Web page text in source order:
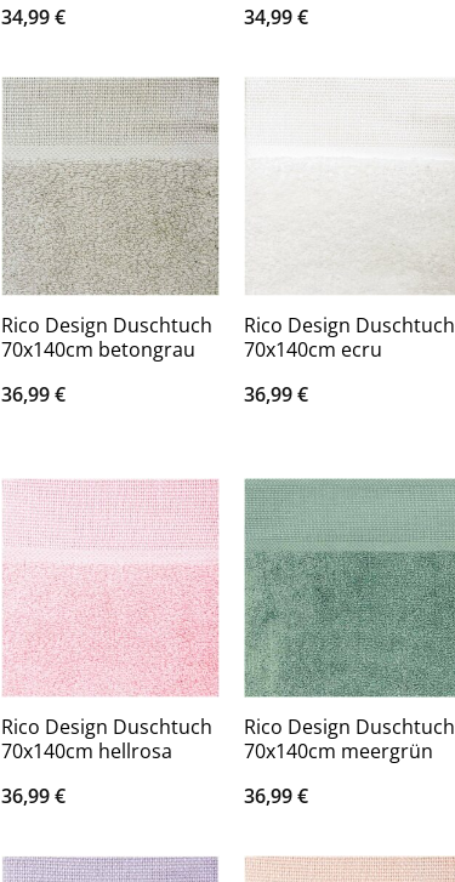
34,99€
34,99€
Rico Design Duschtuch
70x140cm betongrau
36,99€
Rico Design Duschtuch
70x140cm ecru
36,99€
Rico Design Duschtuch
70x140cm hellrosa
36,99€
Rico Design Duschtuch
70x140cm meergrün
36,99€